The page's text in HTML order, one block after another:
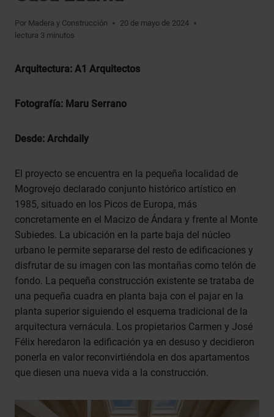
Por Madera y Construcción
20 de mayo de 2024
lectura 3 minutos
Arquitectura: A1 Arquitectos
Fotografía: Maru Serrano
Desde: Archdaily
El proyecto se encuentra en la pequeña localidad de
Mogrovejo declarado conjunto histórico artístico en
1985, situado en los Picos de Europa, más
concretamente en el Macizo de Ándara y frente al Monte
Subiedes. La ubicación en la parte baja del núcleo
urbano le permite separarse del resto de edificaciones y
disfrutar de su imagen con las montañas como telón de
fondo. La pequeña construcción existente se trataba de
una pequeña cuadra en planta baja con el pajar en la
planta superior siguiendo el esquema tradicional de la
arquitectura vernácula. Los propietarios Carmen y José
Félix heredaron la edificación ya en desuso y decidieron
ponerla en valor reconvirtiéndola en dos apartamentos
que diesen una nueva vida a la construcción.